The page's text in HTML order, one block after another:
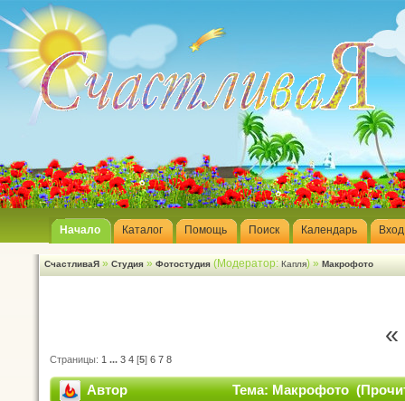
Начало Каталог Помощь Поиск Календарь Вход
СчастливаЯ » Студия » Фотостудия (Модератор: Капля) » Макрофото
Страницы: 1 ... 3 4 [5] 6 7 8
Автор Тема: Макрофото